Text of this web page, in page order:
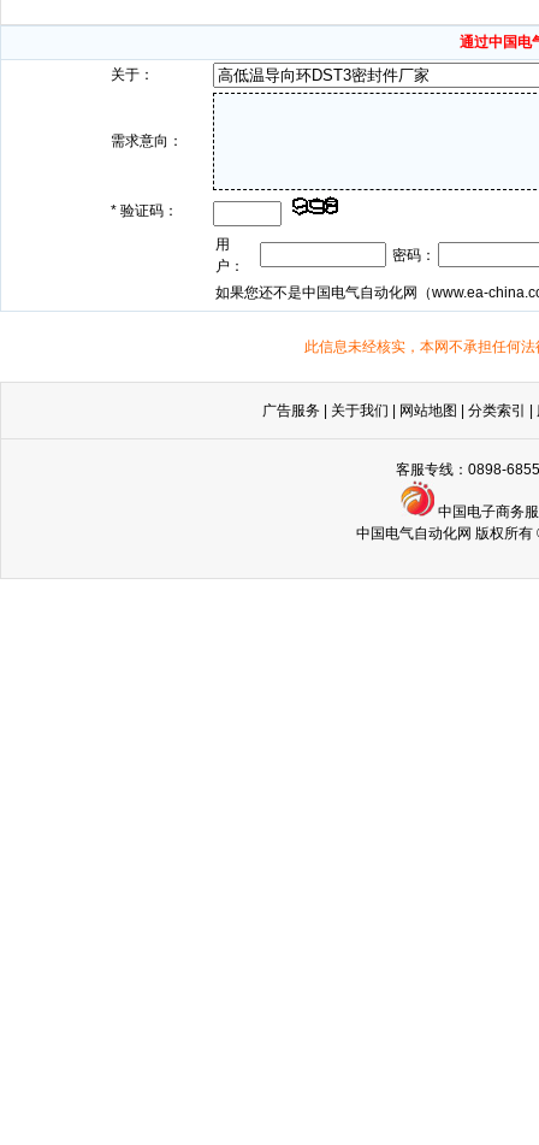
通过中国电
关于：
需求意向：
* 验证码：
用
户：
密码：
如果您还不是中国电气自动化网（www.ea-
此信息未经核实，本网不承担任何
广告服务 关于我们 网站地图 分类索引
客服专线：0898-
中国电子商务
中国电气自动化网 版权所